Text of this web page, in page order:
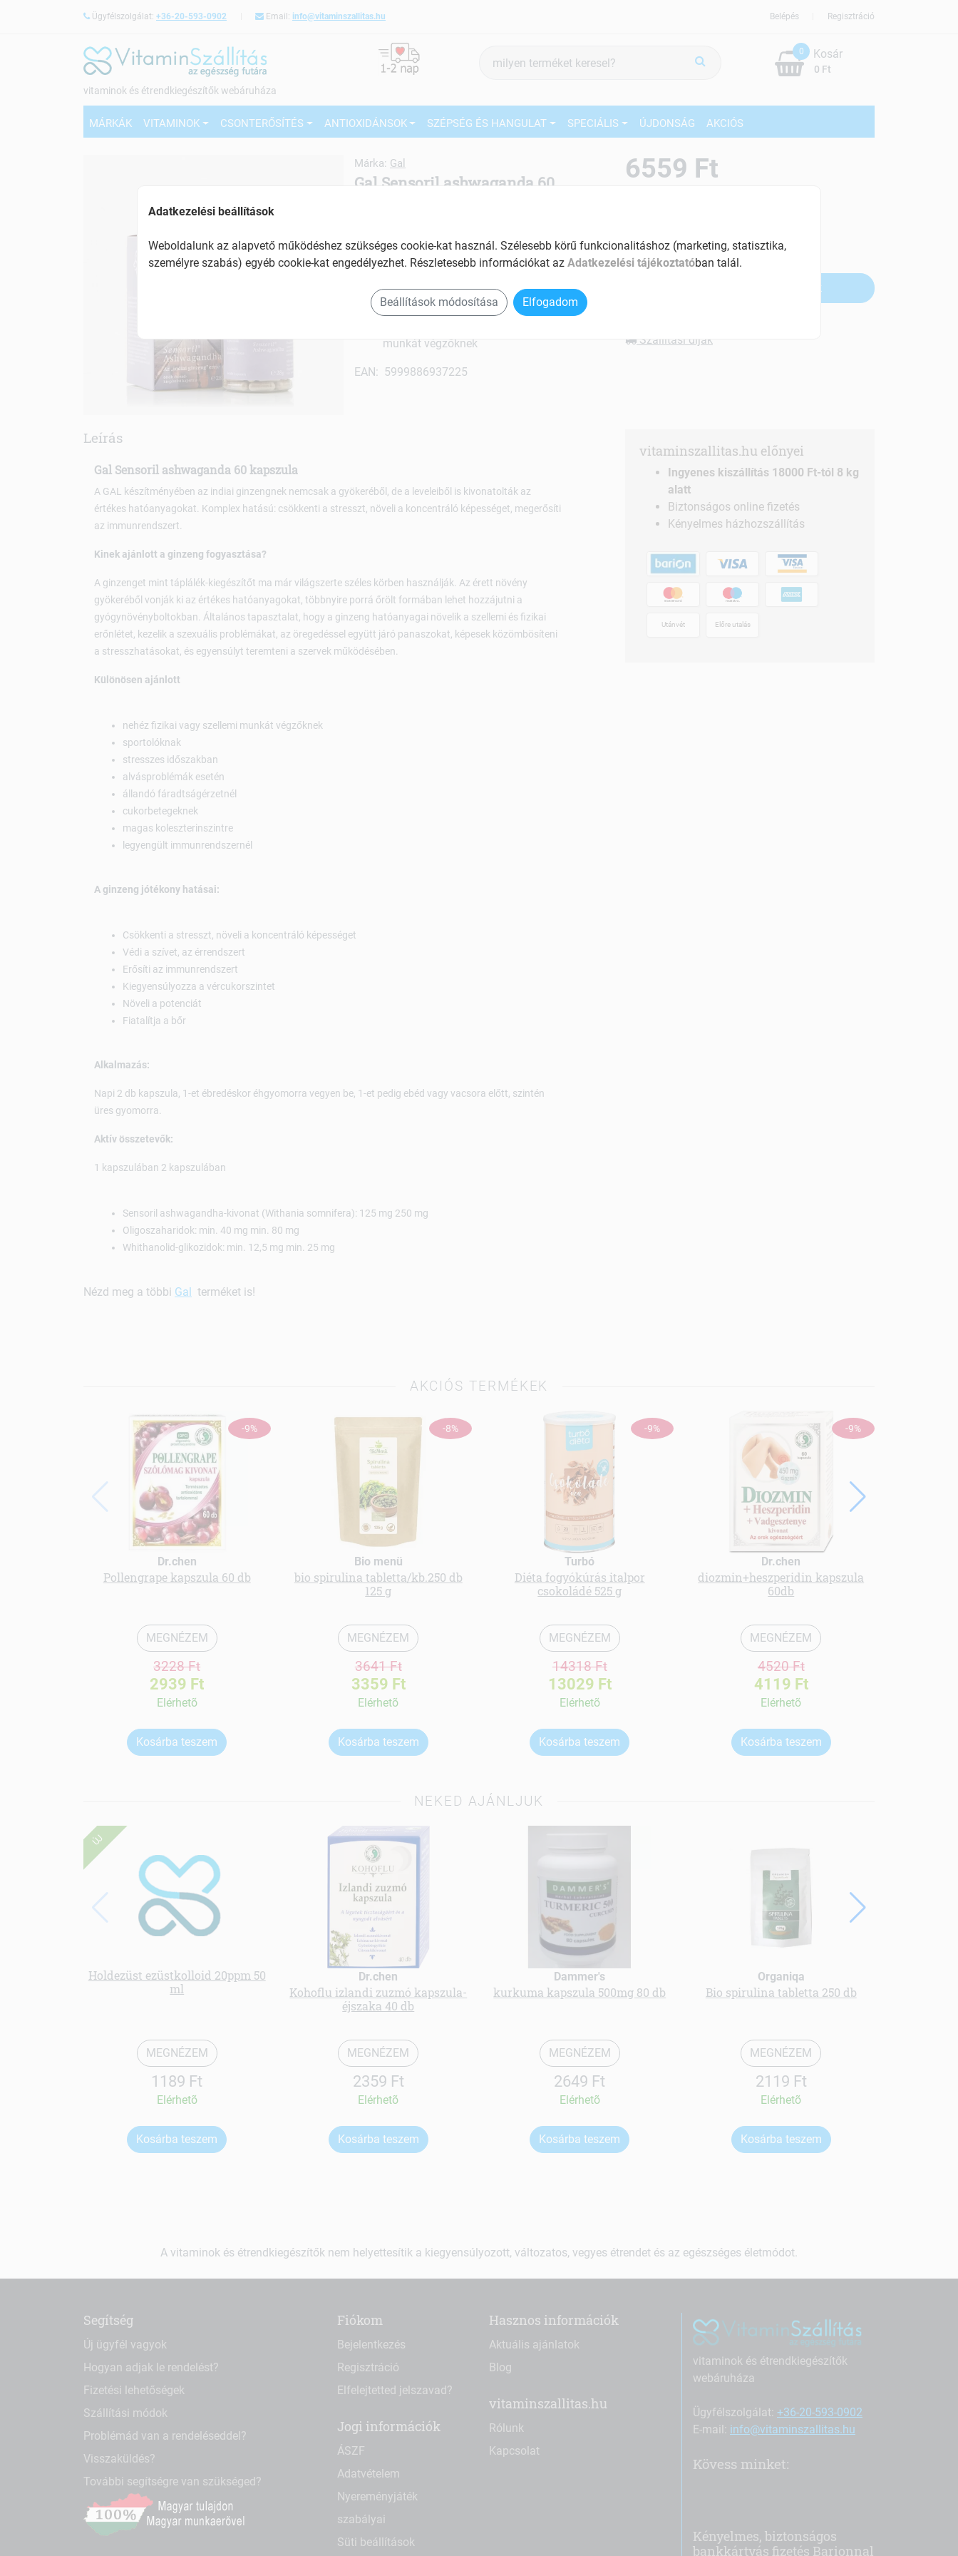
Ügyfélszolgálat: +36-20-593-0902 Email: info@vitaminszallitas.hu Regisztráció
Belépés
vitaminok és étrendkiegészítők webáruháza
keresés
0
0 Ft
Kosár
MÁRKÁK VITAMINOK CSONTERŐSÍTÉS ANTIOXIDÁNSOK SZÉPSÉG ÉS HANGULAT SPECIÁLIS ÚJDONSÁG AKCIÓS
Márka: Gal
Gal Sensoril ashwaganda 60
Tartalom: 60 db
Csökkenti a stresszt, növeli a koncentráló
képességet
munkát végzőknek
EAN: 5999886937225
6559 Ft
Elfogyott
Szállítási díjak
Leírás
Gal Sensoril ashwaganda 60 kapszula
A GAL készítményében az indiai ginzengnek nemcsak a gyökeréből, de a leveleiből is kivonatolták az
értékes hatóanyagokat. Komplex hatású: csökkenti a stresszt, növeli a koncentráló képességet, megerősíti
az immunrendszert.
Kinek ajánlott a ginzeng fogyasztása?
A ginzenget mint táplálék-kiegészítőt ma már világszerte széles körben használják. Az érett növény
gyökeréből vonják ki az értékes hatóanyagokat, többnyire porrá őrölt formában lehet hozzájutni a
gyógynövényboltokban. Általános tapasztalat, hogy a ginzeng hatóanyagai növelik a szellemi és fizikai
erőnlétet, kezelik a szexuális problémákat, az öregedéssel együtt járó panaszokat, képesek közömbösíteni
a stresszhatásokat, és egyensúlyt teremteni a szervek működésében.
Különösen ajánlott
nehéz fizikai vagy szellemi munkát végzőknek
sportolóknak
stresszes időszakban
alvásproblémák esetén
állandó fáradtságérzetnél
cukorbetegeknek
magas koleszterinszintre
legyengült immunrendszernél
A ginzeng jótékony hatásai:
Csökkenti a stresszt, növeli a koncentráló képességet
Védi a szívet, az érrendszert
Erősíti az immunrendszert
Kiegyensúlyozza a vércukorszintet
Növeli a potenciát
Fiatalítja a bőr
Alkalmazás:
Napi 2 db kapszula, 1-et ébredéskor éhgyomorra vegyen be, 1-et pedig ebéd vagy vacsora előtt, szintén
üres gyomorra.
Aktív összetevők:
1 kapszulában 2 kapszulában
Sensoril ashwagandha-kivonat (Withania somnifera): 125 mg 250 mg
Oligoszaharidok: min. 40 mg min. 80 mg
Whithanolid-glikozidok: min. 12,5 mg min. 25 mg
Nézd meg a többi Gal terméket is!
vitaminszallitas.hu előnyei
Ingyenes kiszállítás 18000 Ft-tól 8 kg
alatt
Biztonságos online fizetés
Kényelmes házhozszállítás
Utánvét Előre utalás
AKCIÓS TERMÉKEK
-9%
Dr.chen
Pollengrape kapszula 60 db
MEGNÉZEM
3228 Ft
2939 Ft
Elérhetõ
Kosárba teszem
-8%
Bio menü
bio spirulina tabletta/kb.250 db
125 g
MEGNÉZEM
3641 Ft
3359 Ft
Elérhetõ
Kosárba teszem
-9%
Turbó
Diéta fogyókúrás italpor
csokoládé 525 g
MEGNÉZEM
14318 Ft
13029 Ft
Elérhetõ
Kosárba teszem
-9%
Dr.chen
diozmin+heszperidin kapszula
60db
MEGNÉZEM
4520 Ft
4119 Ft
Elérhetõ
Kosárba teszem
NEKED AJÁNLJUK
ÚJ
Holdezüst ezüstkolloid 20ppm 50
ml
MEGNÉZEM
1189 Ft
Elérhetõ
Kosárba teszem
Dr.chen
Kohoflu izlandi zuzmó kapszula-
éjszaka 40 db
MEGNÉZEM
2359 Ft
Elérhetõ
Kosárba teszem
Dammer's
kurkuma kapszula 500mg 80 db
MEGNÉZEM
2649 Ft
Elérhetõ
Kosárba teszem
Organiqa
Bio spirulina tabletta 250 db
MEGNÉZEM
2119 Ft
Elérhetõ
Kosárba teszem
A vitaminok és étrendkiegészítők nem helyettesítik a kiegyensúlyozott, változatos, vegyes étrendet és az egészséges életmódot.
Segítség
Új ügyfél vagyok
Hogyan adjak le rendelést?
Fizetési lehetőségek
Szállítási módok
Problémád van a rendeléseddel?
Visszaküldés?
További segítségre van szükséged?
Fiókom
Bejelentkezés
Regisztráció
Elfelejtetted jelszavad?
Jogi információk
ÁSZF
Adatvételem
Nyereményjáték
szabályai
Süti beállítások
Hasznos információk
Aktuális ajánlatok
Blog
vitaminszallitas.hu
Rólunk
Kapcsolat
vitaminok és étrendkiegészítők
webáruháza
Ügyfélszolgálat: +36-20-593-0902
E-mail: info@vitaminszallitas.hu
Kövess minket:
Kényelmes, biztonságos
bankkártyás fizetés Barionnal
Adatkezelési beállítások
Weboldalunk az alapvető működéshez szükséges cookie-kat használ. Szélesebb körű funkcionalitáshoz (marketing, statisztika,
személyre szabás) egyéb cookie-kat engedélyezhet. Részletesebb információkat az Adatkezelési tájékoztatóban talál.
Beállítások módosítása Elfogadom